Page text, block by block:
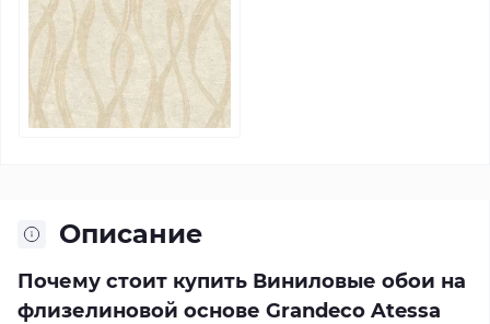
Описание
Почему стоит купить Виниловые обои на
флизелиновой основе Grandeco Atessa